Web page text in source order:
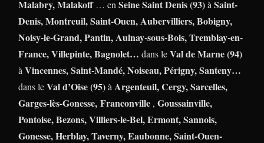
Malabry, Malakoff… en Seine Saint Denis (93)à Saint-
Denis, Montreuil, Saint-Ouen, Aubervilliers, Bobigny,
Noisy-le-Grand, Pantin, Aulnay-sous-Bois, Tremblay-en-
France, Villepinte, Bagnolet… dans leVal de Marne (94)
à Vincennes, Saint-Mandé, Noiseau, Périgny, Santeny…
dans leVal d’Oise (95)à Argenteuil, Cergy, Sarcelles,
Garges-lès-Gonesse, Franconville , Goussainville,
Pontoise, Bezons, Villiers-le-Bel, Ermont, Sannois,
Gonesse, Herblay, Taverny, Eaubonne, Saint-Ouen-